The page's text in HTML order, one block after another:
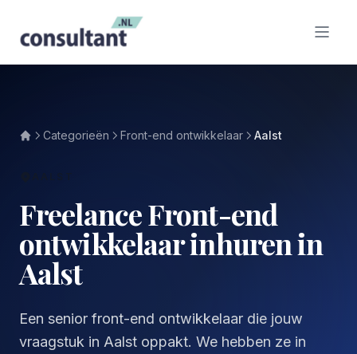
Categorieën Front-end ontwikkelaar Aalst
Freelance Front-end
ontwikkelaar inhuren in
Aalst
Een senior front-end ontwikkelaar die jouw
vraagstuk in Aalst oppakt. We hebben ze in